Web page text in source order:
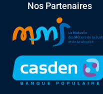
Nos Partenaires